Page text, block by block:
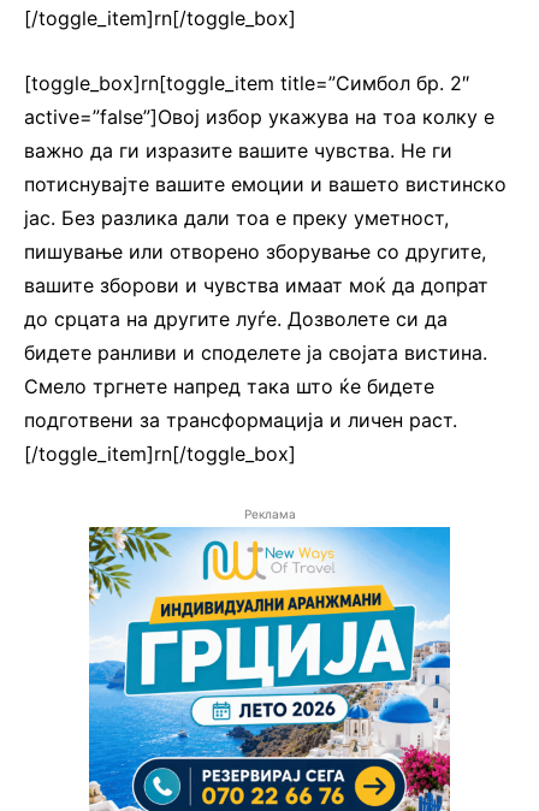
[/toggle_item]rn[/toggle_box]
[toggle_box]rn[toggle_item title=”Симбол бр. 2″
active=”false”]Овој избор укажува на тоа колку е
важно да ги изразите вашите чувства. Не ги
потиснувајте вашите емоции и вашето вистинско
jас. Без разлика дали тоа е преку уметност,
пишување или отворено зборување со другите,
вашите зборови и чувства имаат моќ да допрат
до срцата на другите луѓе. Дозволете си да
бидете ранливи и споделете ја својата вистина.
Смело тргнете напред така што ќе бидете
подготвени за трансформација и личен раст.
[/toggle_item]rn[/toggle_box]
Реклама